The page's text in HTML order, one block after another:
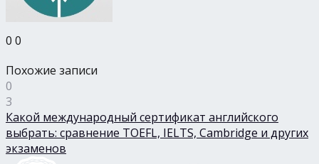
0 0
Похожие записи
0
3
Какой международный сертификат английского
выбрать: сравнение TOEFL, IELTS, Cambridge и других
экзаменов